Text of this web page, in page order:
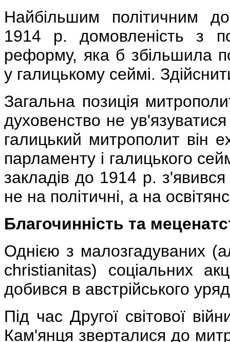
Найбільшим політичним
1914 р. домовленість з
реформу, яка б збільшила
у галицькому сеймі.
Загальна позиція
духовенство не
галицький митрополит він
парламенту і галицького
закладів до 1914 р.
не на політичні, а на
Благочинність та
Однією з малозгадуваних
christianitas) соціальних
добився в австрійського
Під час Другої світової
Кам'янця зверталися до